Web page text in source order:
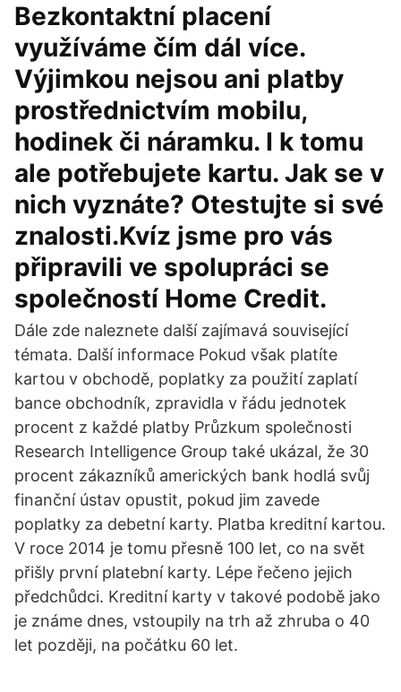
Bezkontaktní placení
využíváme čím dál více.
Výjimkou nejsou ani platby
prostřednictvím mobilu,
hodinek či náramku. I k tomu
ale potřebujete kartu. Jak se v
nich vyznáte? Otestujte si své
znalosti.Kvíz jsme pro vás
připravili ve spolupráci se
společností Home Credit.
Dále zde naleznete další zajímavá související
témata. Další informace Pokud však platíte
kartou v obchodě, poplatky za použití zaplatí
bance obchodník, zpravidla v řádu jednotek
procent z každé platby Průzkum společnosti
Research Intelligence Group také ukázal, že 30
procent zákazníků amerických bank hodlá svůj
finanční ústav opustit, pokud jim zavede
poplatky za debetní karty. Platba kreditní kartou.
V roce 2014 je tomu přesně 100 let, co na svět
přišly první platební karty. Lépe řečeno jejich
předchůdci. Kreditní karty v takové podobě jako
je známe dnes, vstoupily na trh až zhruba o 40
let později, na počátku 60 let.